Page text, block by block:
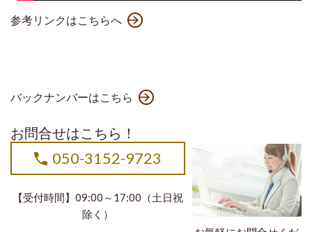
参考リンクはこちらへ
バックナンバーはこちら
お問合せはこちら！
050-3152-9723
【受付時間】09:00～17:00（土日祝
除く）